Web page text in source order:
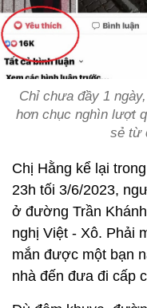
Chỉ chưa đầy 1
hơn chục nghìn lượt
sẻ từ
Chị Hằng kể lại
23h tối 3/6/2023,
ở đường Trần
nghị Việt - Xô. Phải
mắn được một bạn
nhà đến đưa đi cấp